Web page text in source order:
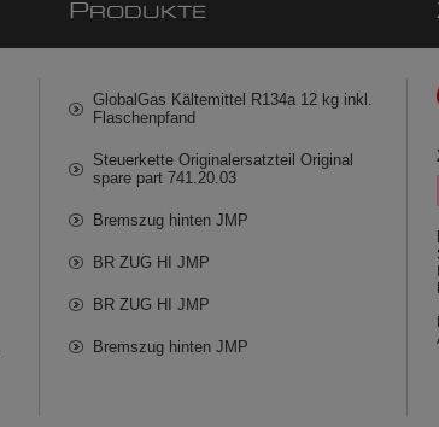
P RODUKTE
GlobalGas Kältemittel R134a 12 kg inkl.
Flaschenpfand
Steuerkette Originalersatzteil Original
spare part 741.20.03
Bremszug hinten JMP
BR ZUG HI JMP
BR ZUG HI JMP
Bremszug hinten JMP